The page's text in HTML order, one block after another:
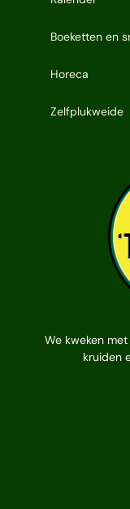
We kweken
kruiden
Boeketten en
Horeca
Zelfplukweide